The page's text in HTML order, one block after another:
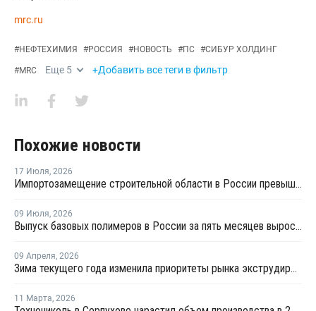
mrc.ru
#НЕФТЕХИМИЯ #РОССИЯ #НОВОСТЬ #ПС #СИБУР ХОЛДИНГ
#MRC Еще 5 +Добавить все теги в фильтр
Похожие новости
17 Июля, 2026
Импортозамещение строительной области в России превышает 98%
09 Июля, 2026
Выпуск базовых полимеров в России за пять месяцев вырос на 3,8%
09 Апреля, 2026
Зима текущего года изменила приоритеты рынка экструдированного пенополистирола
11 Марта, 2026